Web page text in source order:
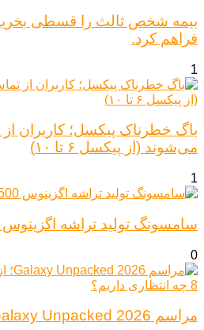
بیمه شخص ثالث را قسطی
فراهم کرد.
1
می‌شوند (از پیکسل ۶ تا ۱۰)
1
سامسونگ تولید تراشه اگزینوس 2500 را قطعی کرد
0
مراسم Galaxy Unpacked 2026